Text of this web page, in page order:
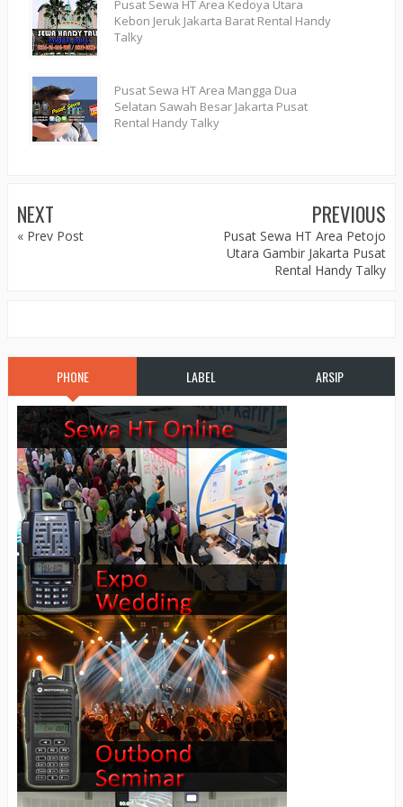
Pusat Sewa HT Area Kedoya Utara
Kebon Jeruk Jakarta Barat Rental Handy
Talky
Pusat Sewa HT Area Mangga Dua
Selatan Sawah Besar Jakarta Pusat
Rental Handy Talky
NEXT
« Prev Post
PREVIOUS
Pusat Sewa HT Area Petojo
Utara Gambir Jakarta Pusat
Rental Handy Talky
PHONE LABEL ARSIP